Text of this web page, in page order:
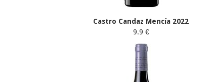
Castro Candaz Mencía 2022
9.9 €